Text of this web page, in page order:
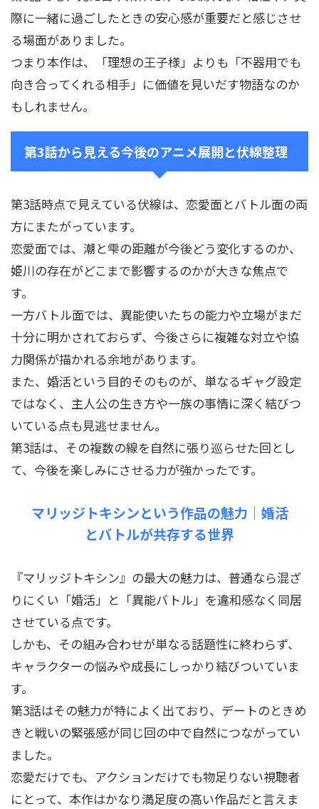
際に一緒に過ごしたときの安心感が重要だと感じさせ
る場面がありました。
つまり本作は、「理想の王子様」よりも「不器用でも
向き合ってくれる相手」に価値を見いだす物語なのか
もしれません。
第3話から見える今後のアニメ展開と伏線整理
第3話時点で見えている伏線は、恋愛面とバトル面の両
方にまたがっています。
恋愛面では、潮と雫の距離が今後どう変化するのか、
姫川の存在がどこまで影響するのかが大きな焦点で
す。
一方バトル面では、異能使いたちの能力や立場がまだ
十分に明かされておらず、今後さらに複雑な対立や協
力関係が描かれる余地があります。
また、婚活という目的そのものが、単なるギャグ設定
ではなく、主人公の生き方や一族の事情に深く結びつ
いている点も見逃せません。
第3話は、その複数の線を自然に張り巡らせた回とし
て、今後を楽しみにさせる力が強かったです。
マリッジトキシンという作品の魅力｜婚活
とバトルが共存する世界
『マリッジトキシン』の最大の魅力は、普通なら混ざ
りにくい「婚活」と「異能バトル」を違和感なく同居
させている点です。
しかも、その組み合わせが単なる話題性に終わらず、
キャラクターの悩みや成長にしっかり結びついていま
す。
第3話はその魅力が特によく出ており、デートのときめ
きと戦いの緊張感が同じ回の中で自然につながってい
ました。
恋愛だけでも、アクションだけでも物足りない視聴者
にとって、本作はかなり満足度の高い作品だと言えま